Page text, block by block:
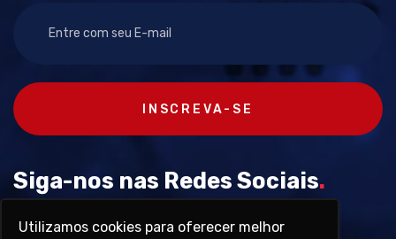
Utilizamos cookies para oferecer melhor
INSCREVA-SE
Siga-nos nas Redes Sociais.